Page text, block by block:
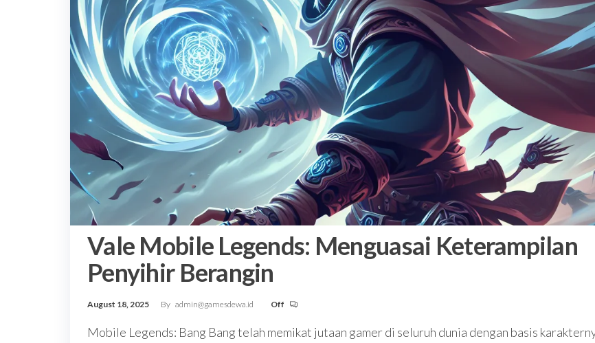
Vale Mobile Legends: Menguasai Keterampilan
Penyihir Berangin
August 18, 2025 By admin@gamesdewa.id Off
Mobile Legends: Bang Bang telah memikat jutaan gamer di seluruh dunia dengan basis